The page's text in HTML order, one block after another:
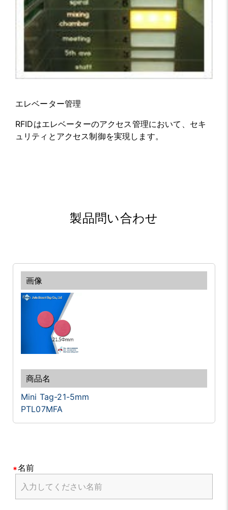
エレベーター管理
RFIDはエレベーターのアクセス管理において、セキ
ュリティとアクセス制御を実現します。
製品問い合わせ
Mini Tag-21-5mm
PTL07MFA
名前